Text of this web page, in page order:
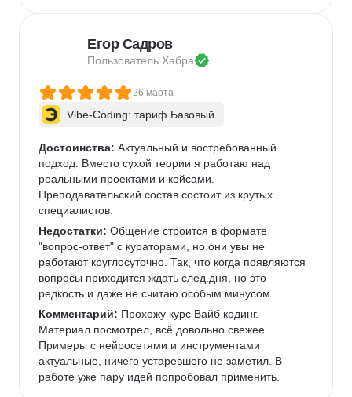
Егор Садров
Пользователь Хабра
26 марта
Vibe-Coding: тариф Базовый
Достоинства: Актуальный и востребованный
подход. Вместо сухой теории я работаю над
реальными проектами и кейсами.
Преподавательский состав состоит из крутых
специалистов.
Недостатки: Общение строится в формате
"вопрос-ответ" с кураторами, но они увы не
работают круглосуточно. Так, что когда появляются
вопросы приходится ждать след.дня, но это
редкость и даже не считаю особым минусом.
Комментарий: Прохожу курс Вайб кодинг.
Материал посмотрел, всё довольно свежее.
Примеры с нейросетями и инструментами
актуальные, ничего устаревшего не заметил. В
работе уже пару идей попробовал применить.